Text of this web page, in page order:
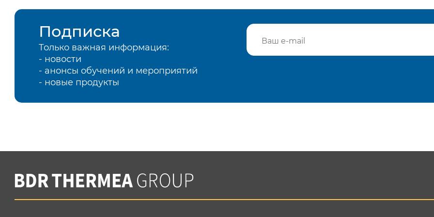
Подписка
Только важная информация:
- новости
- анонсы обучений и мероприятий
- новые продукты